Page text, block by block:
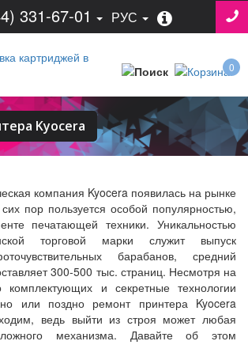
331-67-01 РУС
0
Kyocera
компания Kyocera появилась на рынке
пор пользуется особой популярностью,
печатающей техники. Уникальностью
торговой марки служит выпуск
барабанов, средний
300-500 тыс. страниц. Несмотря на
комплектующих и секретные технологии
или поздно ремонт принтера Kyocera
ведь выйти из строя может любая
механизма. Давайте об этом